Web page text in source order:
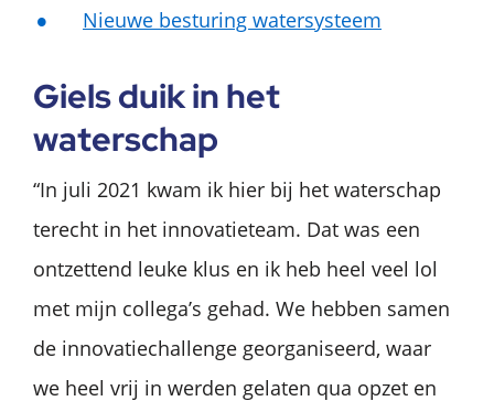
Nieuwe besturing watersysteem
Giels duik in het
waterschap
“In juli 2021 kwam ik hier bij het waterschap
terecht in het innovatieteam. Dat was een
ontzettend leuke klus en ik heb heel veel lol
met mijn collega’s gehad. We hebben samen
de innovatiechallenge georganiseerd, waar
we heel vrij in werden gelaten qua opzet en